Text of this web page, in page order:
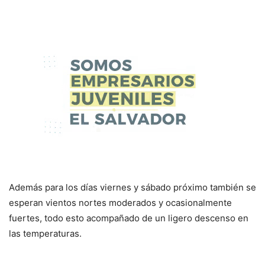
Además para los días viernes y sábado próximo también se
esperan vientos nortes moderados y ocasionalmente
fuertes, todo esto acompañado de un ligero descenso en
las temperaturas.